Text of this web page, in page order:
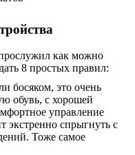
как можно
8 простых правил:
босяком, это очень
обувь, с хорошей
управление
экстренно спрыгнуть с
Тоже самое